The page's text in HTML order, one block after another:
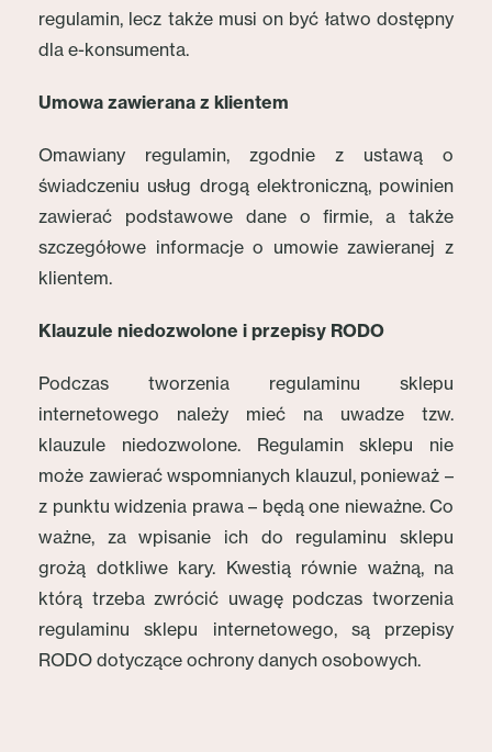
regulamin, lecz także musi on być łatwo dostępny
dla e-konsumenta.
Umowa zawierana z klientem
Omawiany regulamin, zgodnie z ustawą o
świadczeniu usług drogą elektroniczną, powinien
zawierać podstawowe dane o firmie, a także
szczegółowe informacje o umowie zawieranej z
klientem.
Klauzule niedozwolone i przepisy RODO
Podczas tworzenia regulaminu sklepu
internetowego należy mieć na uwadze tzw.
klauzule niedozwolone. Regulamin sklepu nie
może zawierać wspomnianych klauzul, ponieważ –
z punktu widzenia prawa – będą one nieważne. Co
ważne, za wpisanie ich do regulaminu sklepu
grożą dotkliwe kary. Kwestią równie ważną, na
którą trzeba zwrócić uwagę podczas tworzenia
regulaminu sklepu internetowego, są przepisy
RODO dotyczące ochrony danych osobowych.